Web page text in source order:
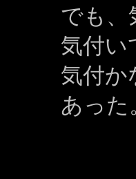
でも、
気付い
気付か
あった